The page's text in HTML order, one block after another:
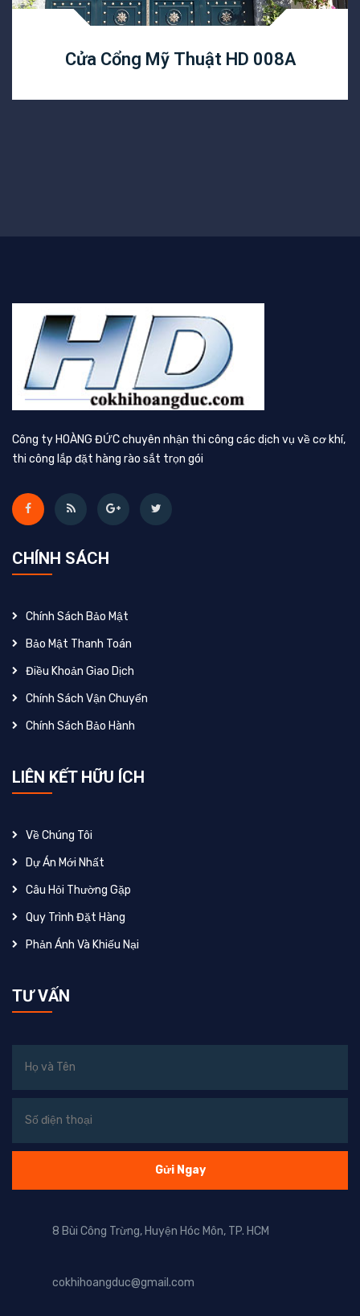
Cửa Cổng Mỹ Thuật HD 008A
Công ty HOÀNG ĐỨC chuyên nhận thi công các dịch vụ về cơ khí,
thi công lắp đặt hàng rào sắt trọn gói
CHÍNH SÁCH
Chính Sách Bảo Mật
Bảo Mật Thanh Toán
Điều Khoản Giao Dịch
Chính Sách Vận Chuyển
Chính Sách Bảo Hành
LIÊN KẾT HỮU ÍCH
Về Chúng Tôi
Dự Án Mới Nhất
Câu Hỏi Thường Gặp
Quy Trình Đặt Hàng
Phản Ánh Và Khiếu Nại
TƯ VẤN
8 Bùi Công Trừng, Huyện Hóc Môn, TP. HCM
cokhihoangduc@gmail.com